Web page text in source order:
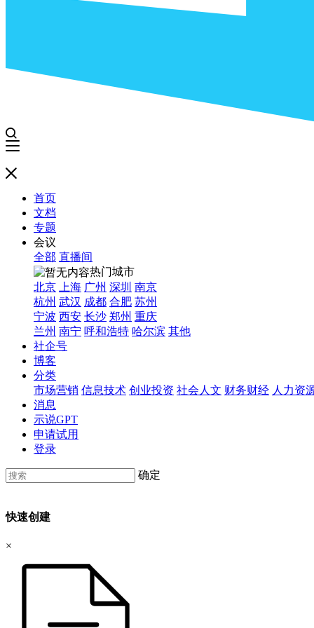
首页
文档
专题
会议
全部 直播间
热门城市
北京
上海 广州 深圳 南京
杭州 武汉 成都 合肥 苏州
宁波 西安 长沙 郑州 重庆
兰州 南宁 呼和浩特 哈尔滨 其他
社企号
博客
分类
市场营销 信息技术 创业投资 社会人文 财务财经 人力资
消息
示说GPT
申请试用
登录
确定
快速创建
×